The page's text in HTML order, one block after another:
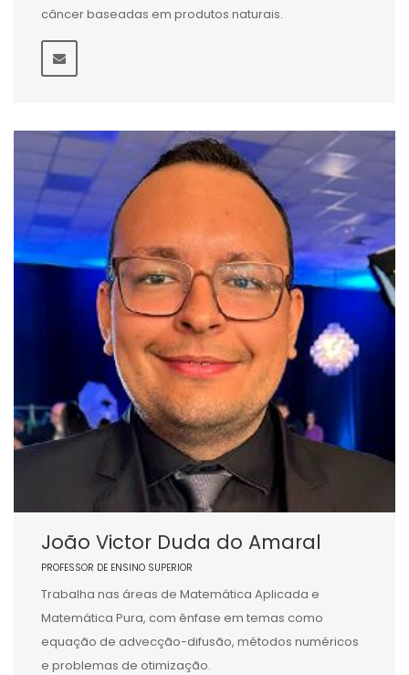
câncer baseadas em produtos naturais.
João Victor Duda do Amaral
PROFESSOR DE ENSINO SUPERIOR
Trabalha nas áreas de Matemática Aplicada e
Matemática Pura, com ênfase em temas como
equação de advecção-difusão, métodos numéricos
e problemas de otimização.